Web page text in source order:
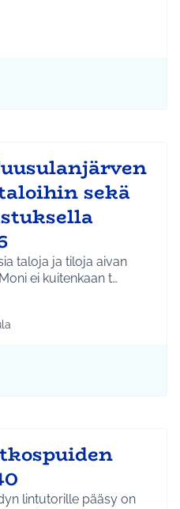
Hyvinvoiva Tuusula
sekä
taloja ja tiloja aivan
ei kuitenkaan t…
Taiteen ja kulttuurin Tuusula
lintutorille pääsy on